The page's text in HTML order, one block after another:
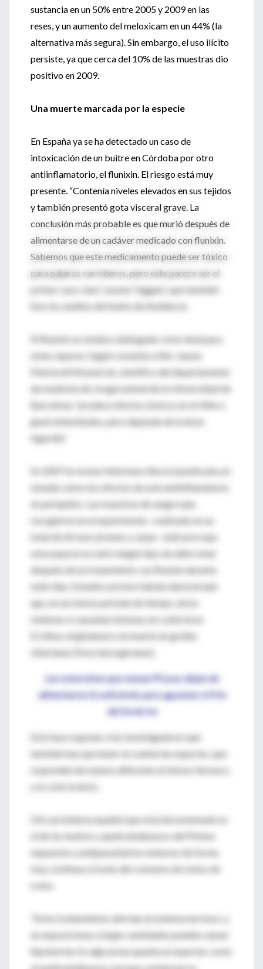
sustancia en un 50% entre 2005 y 2009 en las
reses, y un aumento del meloxicam en un 44% (la
alternativa más segura). Sin embargo, el uso ilícito
persiste, ya que cerca del 10% de las muestras dio
positivo en 2009.
Una muerte marcada por la especie
En España ya se ha detectado un caso de
intoxicación de un buitre en Córdoba por otro
antiinflamatorio, el flunixin. El riesgo está muy
presente. “Contenía niveles elevados en sus tejidos
y también presentó gota visceral grave. La
conclusión más probable es que murió después de
alimentarse de un cadáver medicado con flunixin.
Sabemos que este medicamento puede ser tóxico
para pájaros carroñeros, pero este parece ser el
primer caso claro”, asume Taggart, que también
hizo los análisis del buitre de Andalucía.
El flunixin no estaba catalogado como letal para
estas rapaces. Según comenta a Sinc Jaume
Martorell Monserrat, científico del departamento
de medicina de cirugía animal de la Universidad de
Barcelona, “produce efectos tóxicos en el riñón y
gastrointestinales, pero depende de la dosis
ingerida”.
En 2007 la revista Veterinary Record publicaba un
estudio sobre los efectos de este antiinflamatorio
en periquitos. Las muestras de sangre que
recogieron en el experimento –realizado en un
total de 64 aves jóvenes y sanas– indicaron que
esta especie no sufre ningún tipo de daño renal
después de un tratamiento con flunixin durante
siete días. Estudios previos habían demostrado
que, en un mismo período de tiempo, dosis
mínimas sí causaban lesiones en codornices
(Colinus virginianus) y la muerte en grullas
siberianas (Grus leucogeranus).
Los estorninos que toman Prozac dejan de
alimentarse lo suficiente para aguantar el frío
del invierno
Esto hace suponer a los investigadores que
también hay que tener en cuenta las especies, que
responden de manera diferente al mismo fármaco,
y no solo la dosis.
Otro problema español que está documentado es
el de los buitres y quebrantahuesos del Pirineo
expuestos a antiparasitarios externos de forma
muy continua a través del consumo de restos de
ovino.
“Estos tratamientos afectan al sistema nervioso, y
en exposiciones a bajas cantidades pueden causar
hipotermia. Es algo preocupante en especies como